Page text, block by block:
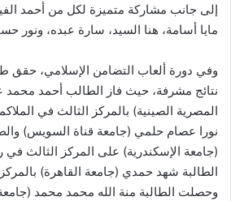
إلى جانب مشاركة متميزة لكل من أحمد
مايا أسامة، هنا السيد، سارة عبده، ونور
وفي دورة ألعاب التضامن الإسلامي، حقق
نتائج مشرفة، حيث فاز الطالب أحمد محمد
المصرية الصينية) بالمركز الثالث في
نورا عصام حلمي (جامعة قناة السويس)
(جامعة الإسكندرية) على المركز الثالث في
الطالبة شهد حمدي (جامعة القاهرة)
وحصلت الطالبة منة الله محمد محمد